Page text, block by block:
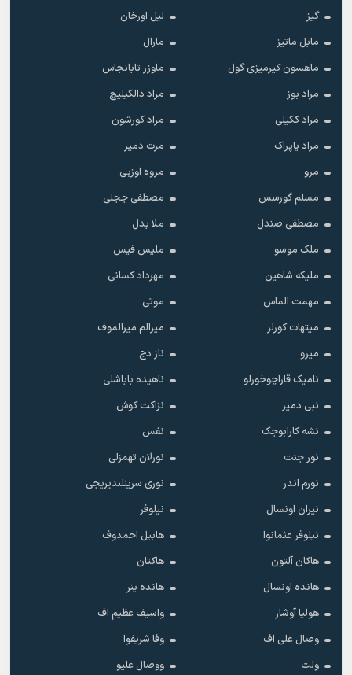
گیز
لیل اورخان
مابل ماتیز
مارال
ماهسون کیرمیزی گول
ماوزر تابانجاس
مراد بوز
مراد دالکیلیچ
مراد ککیلی
مراد کورشون
مراد یاپراک
مرت دمیر
مرو
مروه اوزبی
مسلم گورسس
مصطفی ججلی
مصطفی صندل
ملا بدل
ملک موسو
ملیس فیس
ملیکه شاهین
مهرداد کسانی
مهمت الماس
موتی
میتهات کورلر
میرالم میرالموف
میرو
ناز دج
نامیک قاراچوخورلو
ناهیده باباشلی
نبی دمیر
نزاکت کوش
نشه کارابوجک
نفس
نور جنت
نورلان تهمزلی
نورم اندر
نوری سرینلندیریجی
نیران اونسال
نیلوفر
نیلوفر عثمانوا
هابیل احمدوف
هاکان آلتون
هاکتان
هانده اونسال
هانده ینر
هولیا آوشار
واسیف عظیم اف
وصال علی اف
وفا شریفوا
ولت
ووصال علیو